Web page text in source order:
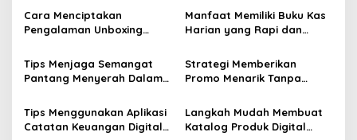
Toko UMKM
Banget
Cara Menciptakan
Pengalaman Unboxing
Pembeli Online Produk
UMKM
Manfaat Memiliki Buku Kas
Harian yang Rapi dan
Tips Menjaga Semangat
Pantang Menyerah Dalam
Skala Mikro
Strategi Memberikan
Promo Menarik Tanpa
Mengalami Kerugian
Tips Menggunakan Aplikasi
Catatan Keuangan Digital
Langkah Mudah Membuat
Katalog Produk Digital